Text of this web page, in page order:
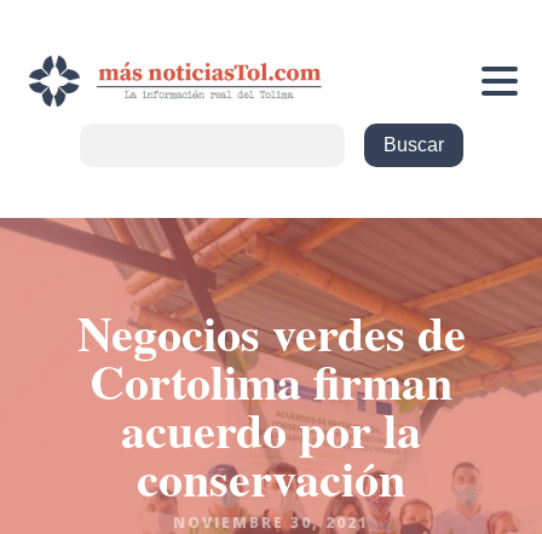
Negocios verdes de
Cortolima firman
acuerdo por la
conservación
NOVIEMBRE 30, 2021